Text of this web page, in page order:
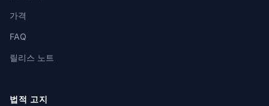
가격
FAQ
릴리스 노트
법적 고지